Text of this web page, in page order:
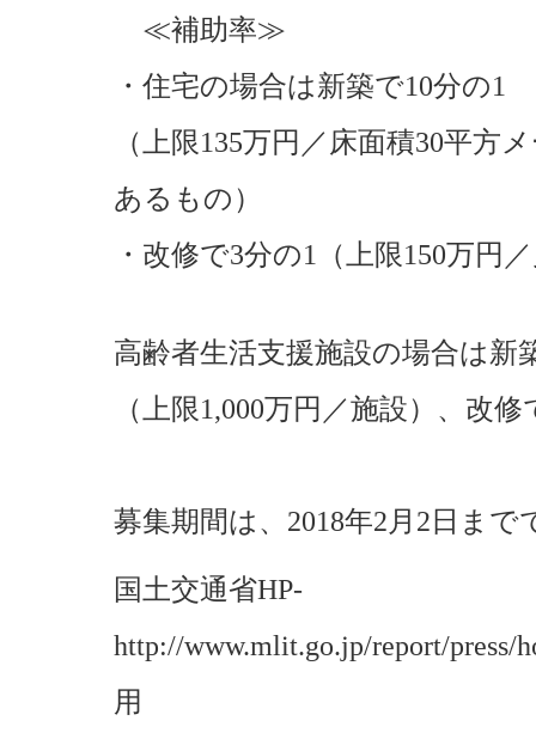
≪補助率≫
・住宅の場合は新築で10分の1
（上限135万円／床面積30平方
あるもの）
・改修で3分の1（上限150万円
高齢者生活支援施設の場合は新
（上限1,000万円／施設）、改
募集期間は、2018年2月2日まで
国土交通省HP-
http://www.mlit.go.jp/report/press/
用